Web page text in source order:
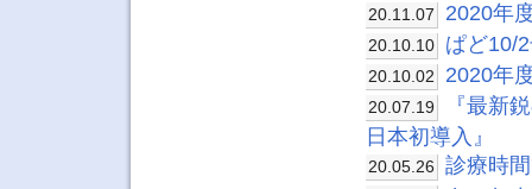
20.11.07 2020年
20.10.10 ぱど10/
20.10.02 2020年
20.07.19
『最新
日本初導入』
20.05.26 診療時